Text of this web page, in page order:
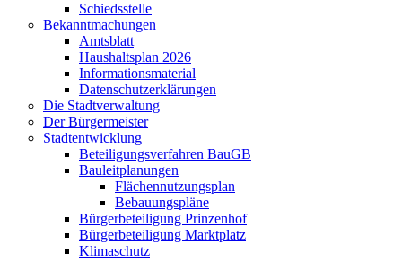
Schiedsstelle
Bekanntmachungen
Amtsblatt
Haushaltsplan 2026
Informationsmaterial
Datenschutzerklärungen
Die Stadtverwaltung
Der Bürgermeister
Stadtentwicklung
Beteiligungsverfahren BauGB
Bauleitplanungen
Flächennutzungsplan
Bebauungspläne
Bürgerbeteiligung Prinzenhof
Bürgerbeteiligung Marktplatz
Klimaschutz